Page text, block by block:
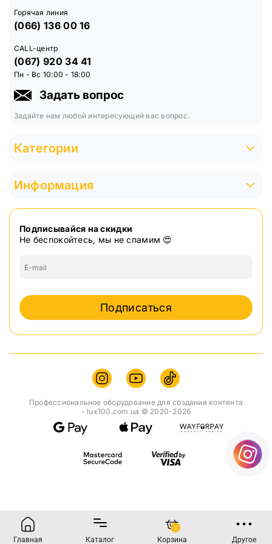
Главная Каталог
0
Корзина Другое
Время зарядки: 5-7 часов
Входное напряжение: 5V DC
Выходное напряжение: 12V DC
Максимальный входящий ток: 2A
Длина кабеля: 1 м
Входной интерфейс: USB
Кабель зарядки
Горячая линия
(066) 136 00 16
CALL-центр
(067) 920 34 41
Пн - Вс 10:00 - 18:00
Задать вопрос
Задайте нам любой интересующий вас вопрос.
Категории
Информация
Подписывайся на скидки
Не беспокойтесь, мы не спамим 😍
Подписаться
Профессиональное оборудование для создания контента
- lux100.com.ua © 2020-2026